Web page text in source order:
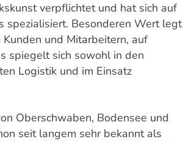
verpflichtet und hat sich auf
spezialisiert. Besonderen Wert legt
und Mitarbeitern, auf
spiegelt sich sowohl in den
Logistik und im Einsatz
Oberschwaben, Bodensee und
seit langem sehr bekannt als